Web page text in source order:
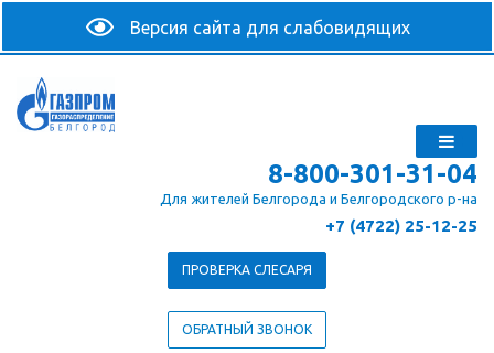
8-800-301-31-04
Для жителей Белгорода и Белгородского р-на
+7 (4722) 25-12-25
ПРОВЕРКА СЛЕСАРЯ
ОБРАТНЫЙ ЗВОНОК